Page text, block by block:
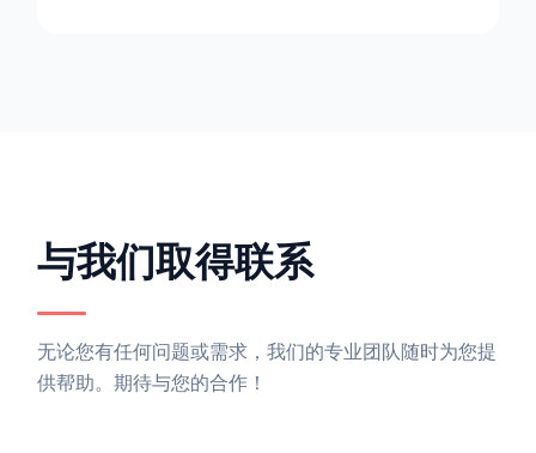
与我们取得联系
无论您有任何问题或需求，我们的专业团队随时为您提
供帮助。期待与您的合作！